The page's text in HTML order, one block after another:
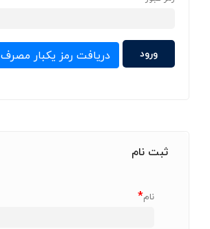
دریافت رمز یکبار مصرف
ثبت نام
نام*